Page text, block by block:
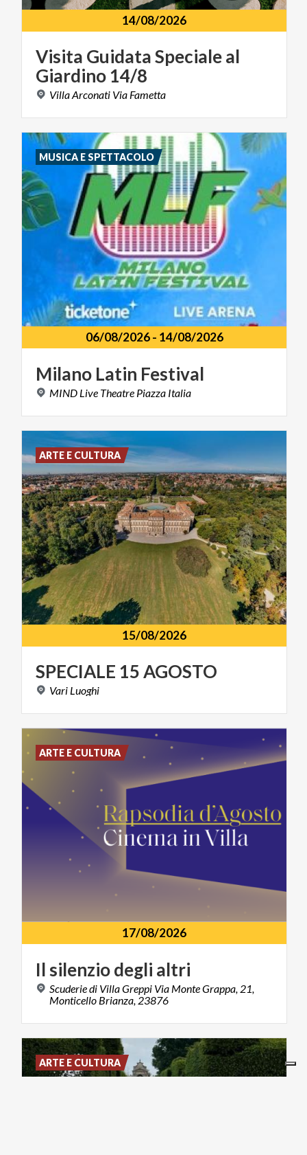
14/08/2026
Visita GuidataSpecialeal
Giardino 14/8
VillaArconati Via Fametta
06/08/2026- 14/08/2026
Milano Latin Festival
MIND Live Theatre Piazza Italia
MUSICA E SPETTACOLO
15/08/2026
SPECIALE 15AGOSTO
Vari Luoghi
ARTE E CULTURA
17/08/2026
Il silenziodegli altri
Scuderie di Villa Greppi Via Monte Grappa, 21,
Monticello Brianza, 23876
ARTE E CULTURA
ARTE E CULTURA